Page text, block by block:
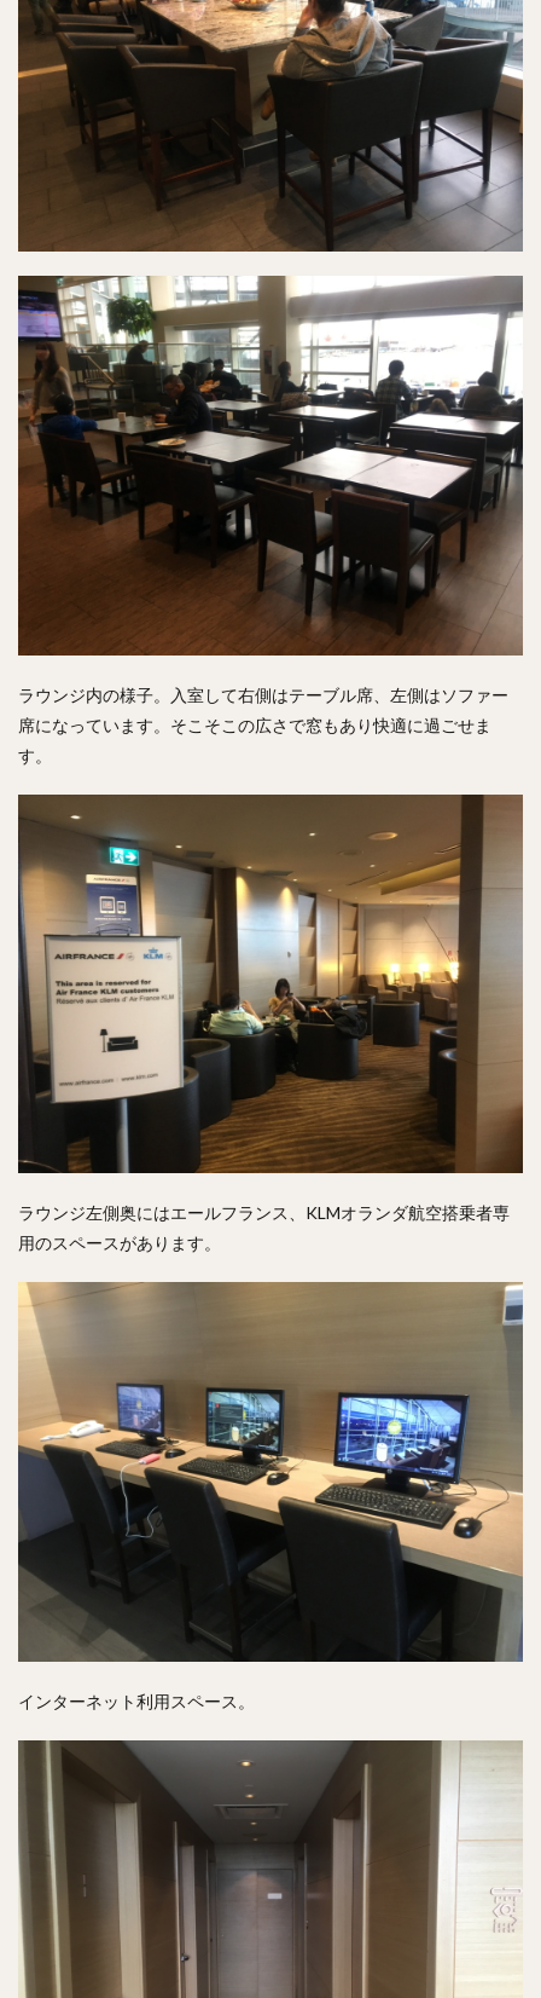
ラウンジ内の様子。入室して右側はテーブル席、左側はソファー
席になっています。そこそこの広さで窓もあり快適に過ごせま
す。
ラウンジ左側奥にはエールフランス、KLMオランダ航空搭乗者専
用のスペースがあります。
インターネット利用スペース。